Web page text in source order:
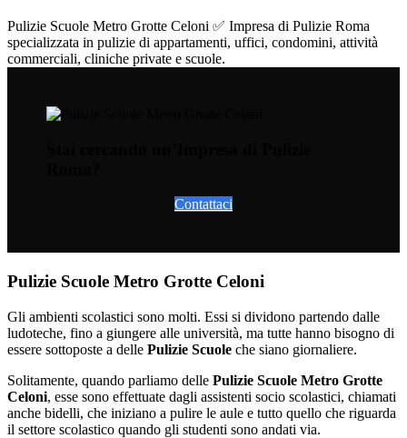
Pulizie Scuole Metro Grotte Celoni ✅ Impresa di Pulizie Roma
specializzata in pulizie di appartamenti, uffici, condomini, attività
commerciali, cliniche private e scuole.
Contattaci
Pulizie Scuole Metro Grotte Celoni
Gli ambienti scolastici sono molti. Essi si dividono partendo dalle
ludoteche, fino a giungere alle università, ma tutte hanno bisogno di
essere sottoposte a delle Pulizie Scuole che siano giornaliere.
Solitamente, quando parliamo delle Pulizie Scuole Metro Grotte
Celoni, esse sono effettuate dagli assistenti socio scolastici, chiamati
anche bidelli, che iniziano a pulire le aule e tutto quello che riguarda
il settore scolastico quando gli studenti sono andati via.